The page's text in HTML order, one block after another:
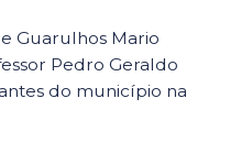
Guarulhos Mario
Pedro Geraldo
do município na